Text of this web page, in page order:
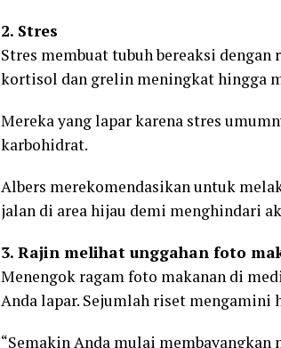
2. Stres
Stres membuat tubuh bereaksi dengan
kortisol dan grelin meningkat hingga
Mereka yang lapar karena stres
karbohidrat.
Albers merekomendasikan untuk
jalan di area hijau demi menghindari
3. Rajin melihat unggahan foto
Menengok ragam foto makanan di
Anda lapar. Sejumlah riset mengamini
“Semakin Anda mulai